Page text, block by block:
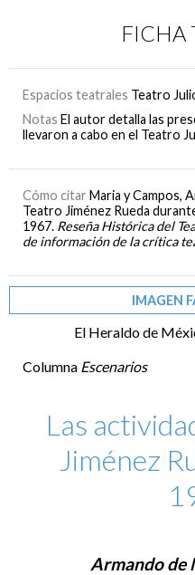
FICHA
Espacios teatrales Teatro
Notas El autor detalla las
llevaron a cabo en el Teatro
Cómo citar Maria y Campos,
Teatro Jiménez Rueda
1967. Reseña Histórica del
de información de la crítica
IMAGEN
El Heraldo de
Columna Escenarios
Las
Jiménez
Armando de